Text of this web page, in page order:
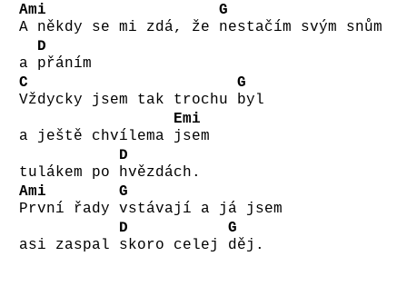
Ami
A někdy se mi zdá, že
G
nestačím svým snům
a
D
přáním
C
Vždycky jsem tak trochu
G
byl
a ještě chvílema
Emi
jsem
tulákem po
D
hvězdách.
Ami
První řady
G
vstávají a já jsem
asi zaspal
D
skoro celej
G
děj.